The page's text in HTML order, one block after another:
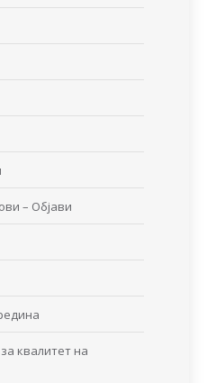
– Објави
квалитет на